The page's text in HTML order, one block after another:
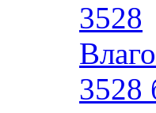
3528
3528